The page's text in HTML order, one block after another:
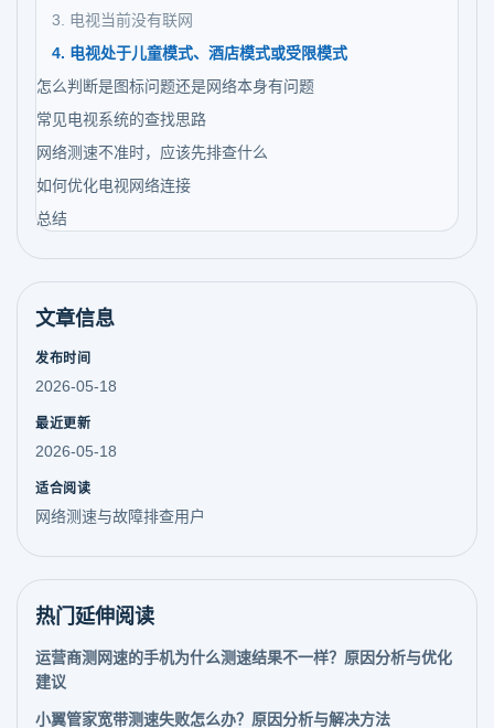
3. 电视当前没有联网
4. 电视处于儿童模式、酒店模式或受限模式
怎么判断是图标问题还是网络本身有问题
常见电视系统的查找思路
网络测速不准时，应该先排查什么
如何优化电视网络连接
总结
文章信息
发布时间
2026-05-18
最近更新
2026-05-18
适合阅读
网络测速与故障排查用户
热门延伸阅读
运营商测网速的手机为什么测速结果不一样？原因分析与优化
建议
小翼管家宽带测速失败怎么办？原因分析与解决方法